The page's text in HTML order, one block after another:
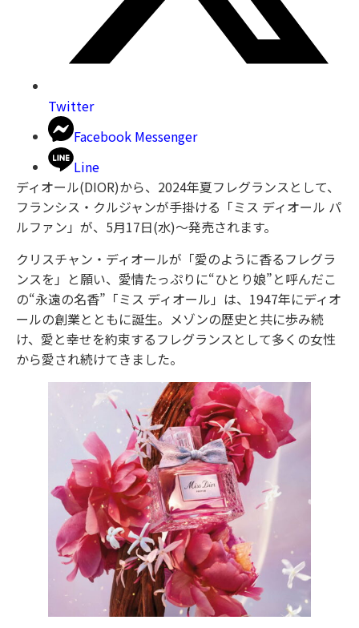
Twitter
Facebook Messenger
Line
ディオール(DIOR)から、2024年夏フレグランスとして、
フランシス・クルジャンが手掛ける「ミス ディオール パ
ルファン」が、5月17日(水)〜発売されます。
クリスチャン・ディオールが「愛のように香るフレグラ
ンスを」と願い、愛情たっぷりに“ひとり娘”と呼んだこ
の“永遠の名香”「ミス ディオール」は、1947年にディオ
ールの創業とともに誕生。メゾンの歴史と共に歩み続
け、愛と幸せを約束するフレグランスとして多くの女性
から愛され続けてきました。